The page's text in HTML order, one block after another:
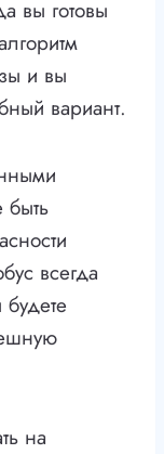
вы готовы
и вы
вариант.
быть
всегда
на